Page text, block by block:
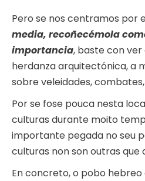
Pero se nos centramos por
media, recoñecémola
importancia, baste con ver
herdanza arquitectónica, a
sobre veleidades,
Por se fose pouca nesta
culturas durante moito
importante pegada no seu
culturas non son outras que
En concreto, o pobo